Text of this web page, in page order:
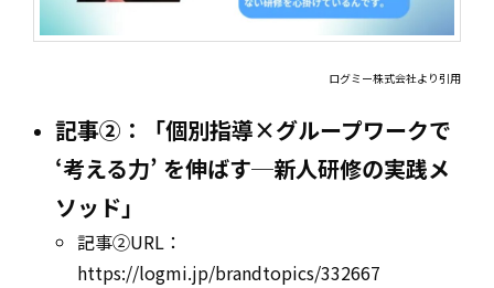
ログミー株式会社より引用
記事②：「個別指導×グループワークで
‘考える力’ を伸ばす─新人研修の実践メ
ソッド」
記事②URL：
https://logmi.jp/brandtopics/332667